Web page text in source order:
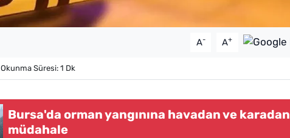
A- A+
Okunma Süresi: 1 Dk
Bursa'da orman yangınına havadan ve karadan
müdahale